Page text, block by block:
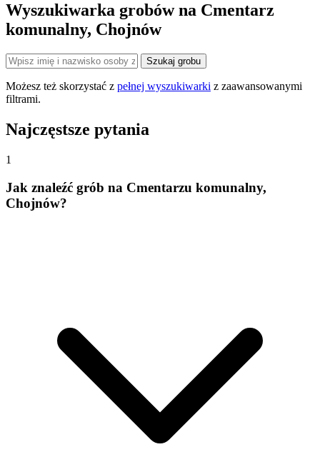
Wyszukiwarka grobów na Cmentarz
komunalny, Chojnów
Szukaj grobu
Możesz też skorzystać z pełnej wyszukiwarki z zaawansowanymi
filtrami.
Najczęstsze pytania
1
Jak znaleźć grób na Cmentarzu komunalny,
Chojnów?